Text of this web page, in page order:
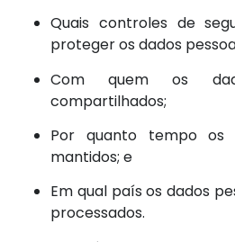
Quais controles de
proteger os dados
Com quem os
compartilhados;
Por quanto tempo os
mantidos; e
Em qual país os dados
processados.